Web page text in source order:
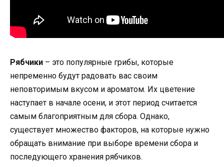
Рябчики – это популярные грибы, которые
непременно будут радовать вас своим
неповторимым вкусом и ароматом. Их цветение
наступает в начале осени, и этот период считается
самым благоприятным для сбора. Однако,
существует множество факторов, на которые нужно
обращать внимание при выборе времени сбора и
последующего хранения рябчиков.